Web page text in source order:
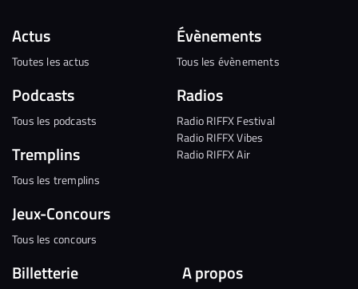
Actus
Toutes les actus
Podcasts
Tous les podcasts
Tremplins
Tous les tremplins
Jeux-Concours
Tous les concours
Évènements
Tous les évènements
Radios
Radio RIFFX Festival
Radio RIFFX Vibes
Radio RIFFX Air
Billetterie A propos